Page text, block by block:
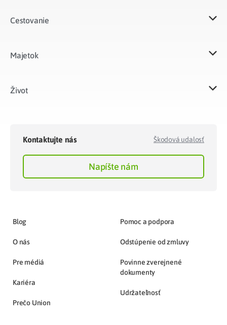
Cestovanie
Majetok​
Život​
Kontaktujte nás Škodová udalosť
Napíšte nám
Blog
O nás
Pre médiá
Kariéra
Prečo Union
Pomoc a podpora
Odstúpenie od zmluvy
Povinne zverejnené
dokumenty
Udržateľnosť